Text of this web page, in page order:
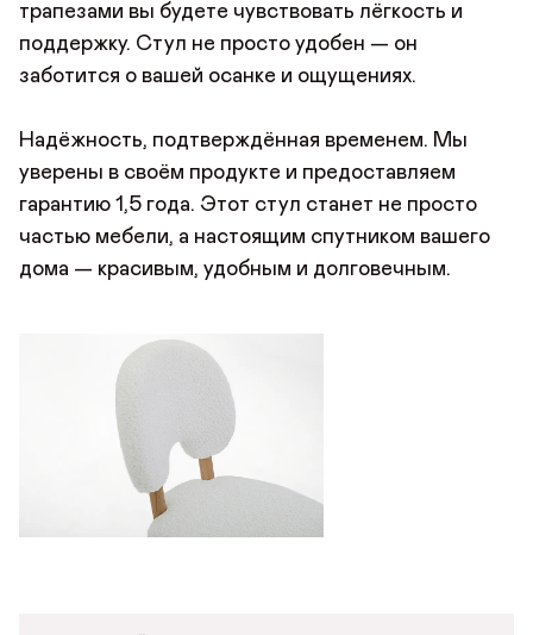
трапезами вы будете чувствовать лёгкость и
поддержку. Стул не просто удобен — он
заботится о вашей осанке и ощущениях.
Надёжность, подтверждённая временем. Мы
уверены в своём продукте и предоставляем
гарантию 1,5 года. Этот стул станет не просто
частью мебели, а настоящим спутником вашего
дома — красивым, удобным и долговечным.